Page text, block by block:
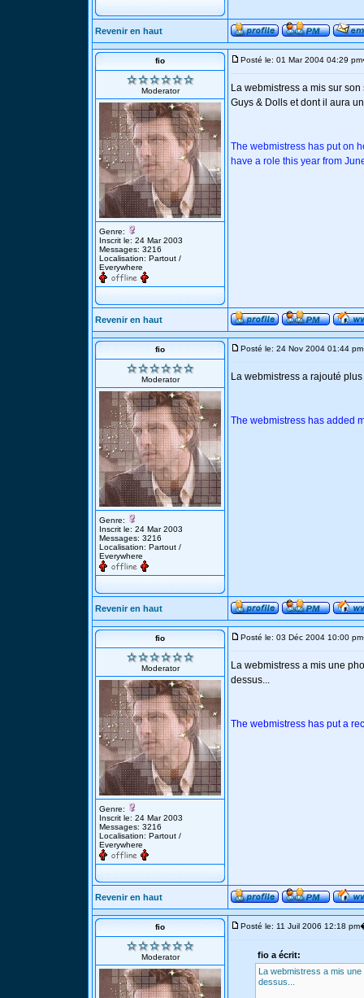
Revenir en haut
fio
Moderator
Genre:
Inscrit le: 24 Mar 2003
Messages: 3216
Localisation: Partout /
Everywhere
Posté le: 01 Mar 2004 04:29 pm
La webmistress a mis sur
Guys & Dolls et dont il aura
The webmistress has put on
have a role this year from
Revenir en haut
fio
Moderator
Genre:
Inscrit le: 24 Mar 2003
Messages: 3216
Localisation: Partout /
Everywhere
Posté le: 24 Nov 2004 01:44 pm
La webmistress a rajouté
The webmistress has added
Revenir en haut
fio
Moderator
Genre:
Inscrit le: 24 Mar 2003
Messages: 3216
Localisation: Partout /
Everywhere
Posté le: 03 Déc 2004 10:00 pm
La webmistress a mis une
dessus...
The webmistress has put a
Revenir en haut
fio
Moderator
Posté le: 11 Juil 2006 12:18 pm
fio a écrit:
La webmistress a mis
dessus...